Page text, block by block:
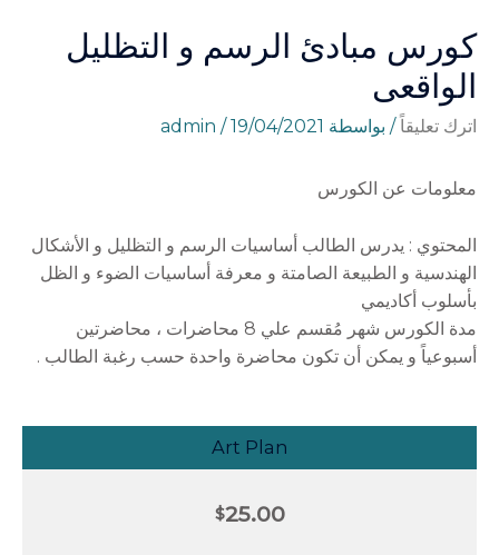
كورس مبادئ الرسم و التظليل
الواقعى
اترك تعليقاً / بواسطة admin /19/04/2021
معلومات عن الكورس
المحتوي : يدرس الطالب أساسيات الرسم و التظليل و الأشكال
الهندسية و الطبيعة الصامتة و معرفة أساسيات الضوء و الظل
بأسلوب أكاديمي
مدة الكورس شهر مُقسم علي 8 محاضرات ، محاضرتين
أسبوعياً و يمكن أن تكون محاضرة واحدة حسب رغبة الطالب .
Art Plan
$25.00